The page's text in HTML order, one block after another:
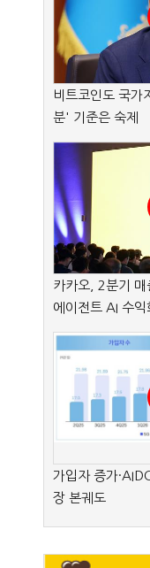
비트코인도 국가
분' 기준은 숙제
카카오, 2분기
에이전트 AI 수익
가입자 증가
장 본궤도